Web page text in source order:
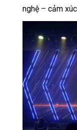
nghệ – cảm